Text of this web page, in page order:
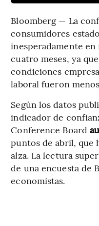
Bloomberg — La
consumidores
inesperadamente
cuatro meses, ya
condiciones
laboral fueron
Según los datos
indicador de
Conference Board
puntos de abril, que
alza. La lectura
de una encuesta de
economistas.